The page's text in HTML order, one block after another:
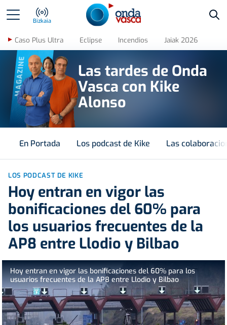
Bizkaia
Caso Plus Ultra Eclipse Incendios Jaiak 2026
MAGAZINE
Las tardes de Onda
Vasca con Kike
Alonso
En Portada Los podcast de Kike Las
LOS PODCAST DE KIKE
Hoy entran en vigor las
bonificaciones del 60% para
los usuarios frecuentes de la
AP8 entre Llodio y Bilbao
Hoy entran en vigor las bonificaciones del 60% para los
usuarios frecuentes de la AP8 entre Llodio y Bilbao